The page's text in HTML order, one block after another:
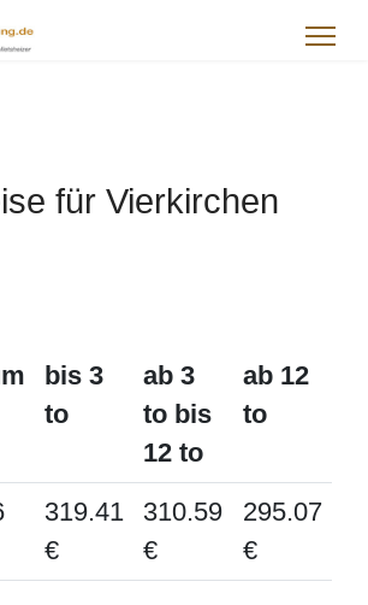
für Vierkirchen
bis 3
to
ab 3
to bis
12 to
ab 12
to
319.41
€
310.59
€
295.07
€